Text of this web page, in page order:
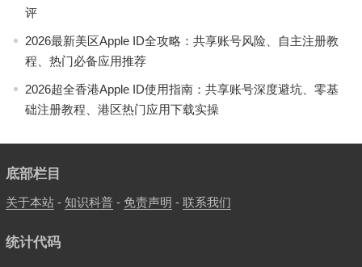
评
2026最新美区Apple ID全攻略：共享账号风险、自主注册教
程、热门必备应用推荐
2026超全香港Apple ID使用指南：共享账号深度避坑、零基
础注册教程、港区热门应用下载实操
底部栏目
关于本站- 知识科普- 免责声明 - 联系我们
统计代码